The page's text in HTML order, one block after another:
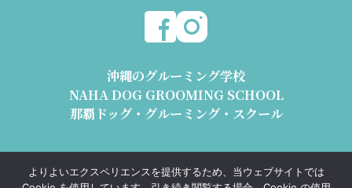
沖縄のグルーミング学校
NAHA DOG GROOMING SCHOOL
那覇ドッグ・グルーミング・スクール
〒904-2426 沖縄県うるま市与那城平安座8178-2 1階
動物取扱業 沖動保第1193号 沖動販第1193号
よりよいエクスペリエンスを提供するため、当ウェブサイトでは